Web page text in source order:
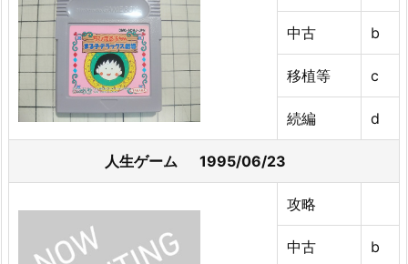
中古 b
移植等 c
続編 d
人生ゲーム 1995/06/23
攻略
中古 b